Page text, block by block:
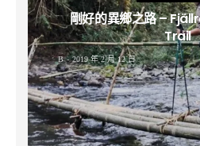
剛好的異鄉之路 –
Trail
B 2019 年 2 月 12 日